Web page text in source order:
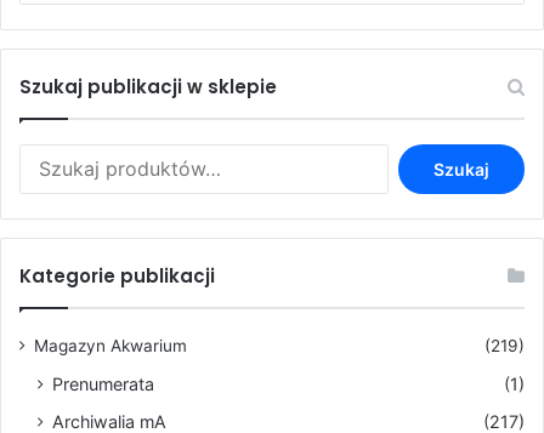
Szukaj publikacji w sklepie
Szukaj
Kategorie publikacji
Magazyn Akwarium (219)
Prenumerata
(1)
Archiwalia mA
(217)